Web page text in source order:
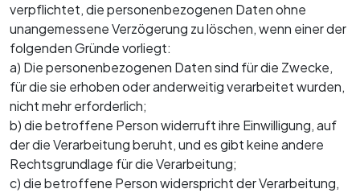
verpflichtet, die personenbezogenen Daten ohne
unangemessene Verzögerung zu löschen, wenn einer der
folgenden Gründe vorliegt:
a) Die personenbezogenen Daten sind für die Zwecke,
für die sie erhoben oder anderweitig verarbeitet wurden,
nicht mehr erforderlich;
b) die betroffene Person widerruft ihre Einwilligung, auf
der die Verarbeitung beruht, und es gibt keine andere
Rechtsgrundlage für die Verarbeitung;
c) die betroffene Person widerspricht der Verarbeitung,